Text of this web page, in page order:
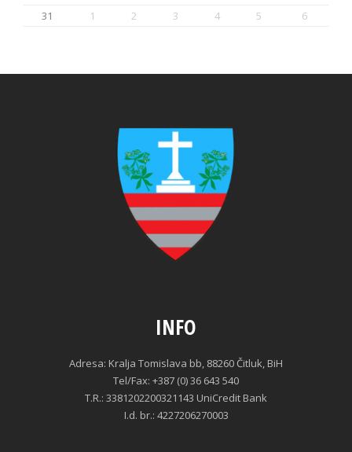
31
1 2 3 4 5 6
INFO
Adresa: Kralja Tomislava bb, 88260 Čitluk, BiH
Tel/Fax: +387 (0) 36 643 540
T.R.: 3381202200321143 UniCredit Bank
I.d. br.: 4227206270003